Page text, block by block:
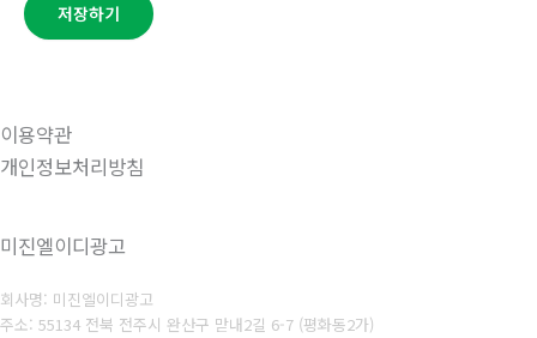
저장하기
이용약관
개인정보처리방침
미진엘이디광고
회사명: 미진엘이디광고
주소: 55134 전북 전주시 완산구 맏내2길 6-7 (평화동2가)